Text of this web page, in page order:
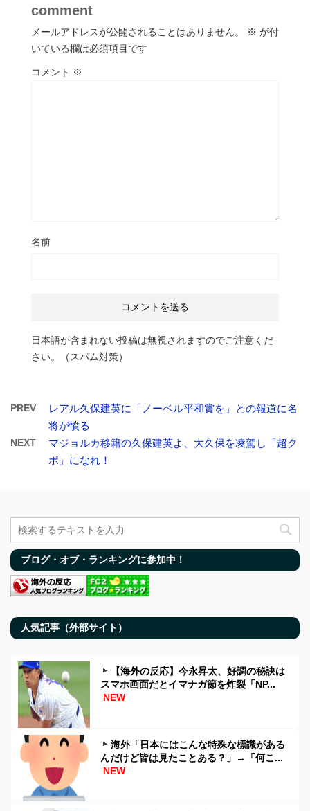
comment
メールアドレスが公開されることはありません。 ※ が付
いている欄は必須項目です
コメント ※
名前
日本語が含まれない投稿は無視されますのでご注意くだ
さい。（スパム対策）
PREV
レアル久保建英に「ノーベル平和賞を」との報道に名
将が憤る
NEXT
マジョルカ移籍の久保建英よ、大久保を凌駕し「超ク
ボ」になれ！
ブログ・オブ・ランキングに参加中！
人気記事（外部サイト）
【海外の反応】今永昇太、好調の秘訣は
スマホ画面だとイマナガ節を炸裂「NP...
NEW
海外「日本にはこんな特殊な標識がある
んだけど皆は見たことある？」→「何こ...
NEW